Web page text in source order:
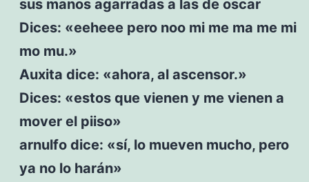
sus manos agarradas a las de oscar
Dices: «eeheee pero noo mi me ma me mi
mo mu.»
Auxita dice: «ahora, al ascensor.»
Dices: «estos que vienen y me vienen a
mover el piiso»
arnulfo dice: «sí, lo mueven mucho, pero
ya no lo harán»